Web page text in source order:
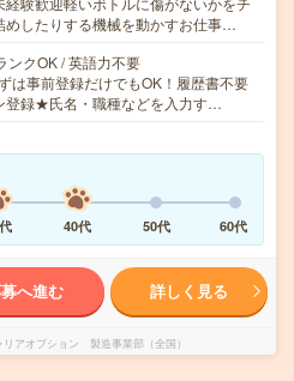
めしたりする機械を動かすお仕事…
ンクOK / 英語力不要
は事前登録だけでもOK！履歴書不要
登録★氏名・職種などを入力す…
40代 50代 60代
へ進む 詳しく見る
アオプション 製造事業部（全国）